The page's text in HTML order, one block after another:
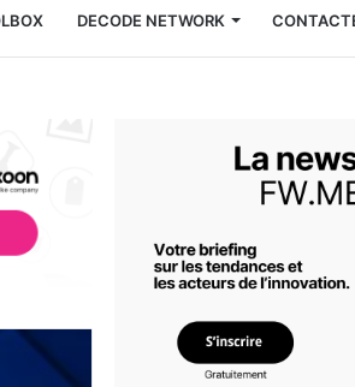
DECODE NETWORK